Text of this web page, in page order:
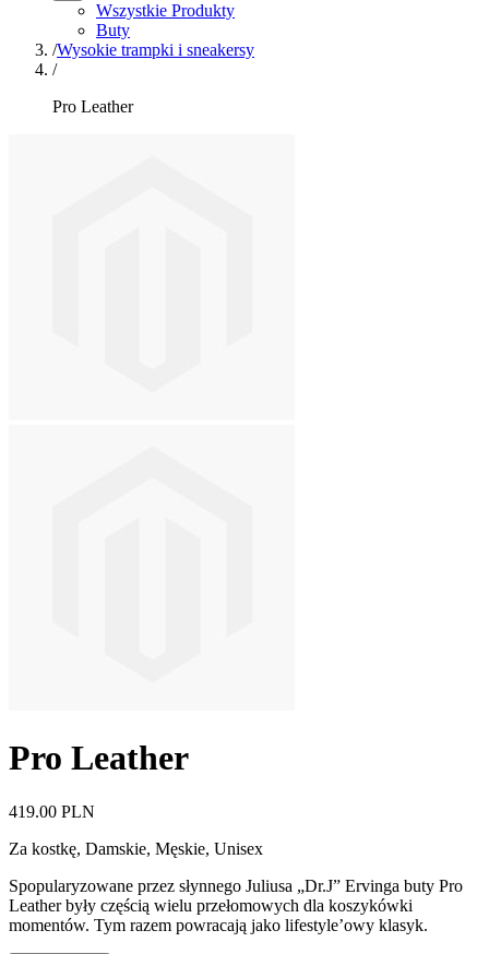
Wszystkie Produkty
Buty
/Wysokie trampki i sneakersy
/
Pro Leather
Pro Leather
419.00 PLN
Za kostkę, Damskie, Męskie, Unisex
Spopularyzowane przez słynnego Juliusa „Dr.J” Ervinga buty Pro
Leather były częścią wielu przełomowych dla koszykówki
momentów. Tym razem powracają jako lifestyle’owy klasyk.